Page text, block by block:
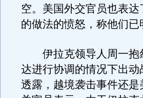
空。美国外交官员也表
的做法的愤怒，称他们
伊拉克领导人周一抱
达进行协调的情况下出
透露，越境袭击事件还